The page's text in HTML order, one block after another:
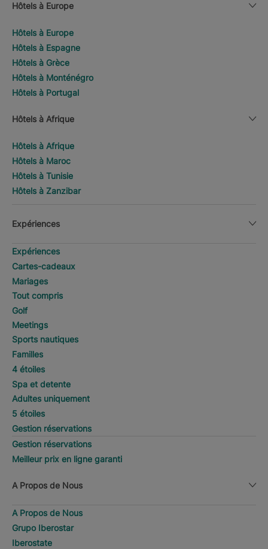
Hôtels à Europe
Hôtels à Europe
Hôtels à Espagne
Hôtels à Grèce
Hôtels à Monténégro
Hôtels à Portugal
Hôtels à Afrique
Hôtels à Afrique
Hôtels à Maroc
Hôtels à Tunisie
Hôtels à Zanzibar
Expériences
Expériences
Cartes-cadeaux
Mariages
Tout compris
Golf
Meetings
Sports nautiques
Familles
4 étoiles
Spa et detente
Adultes uniquement
5 étoiles
Gestion réservations
Gestion réservations
Meilleur prix en ligne garanti
A Propos de Nous
A Propos de Nous
Grupo Iberostar
Iberostate